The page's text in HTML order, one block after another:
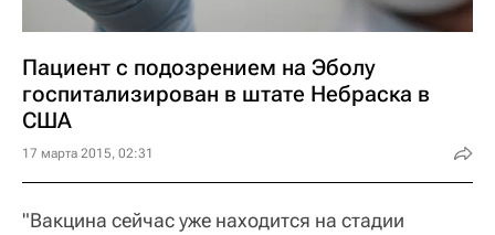
Пациент с подозрением на Эболу
госпитализирован в штате Небраска в
США
17 марта 2015, 02:31
"Вакцина сейчас уже находится на стадии